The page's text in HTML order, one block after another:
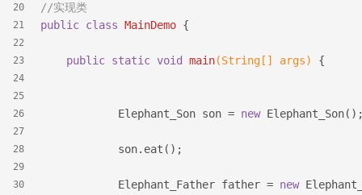
20
21
22
23
24
25
26
27
28
29
30
//实现类
public class MainDemo {
public static void main(String[] args) {
            Elephant_Son son =
new
            son.eat();
            Elephant_Father father =
new